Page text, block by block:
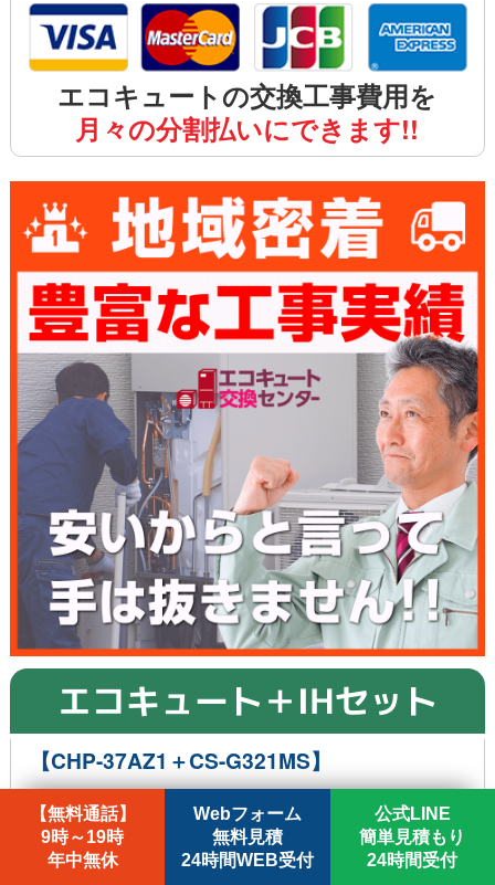
エコキュートの交換工事費用を
月々の分割払いにできます!!
エコキュート＋IHセット
【CHP-37AZ1＋CS-G321MS】
【無料通話】
9時～19時
年中無休
Webフォーム
無料見積
24時間WEB受付
公式LINE
簡単見積もり
24時間受付